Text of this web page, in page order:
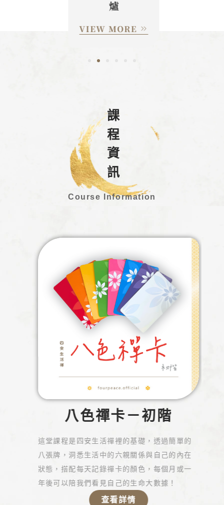
課程資訊
Course Information
八色禪卡－初階
這堂課程是四安生活禪裡的基礎，透過簡單的
八張牌，洞悉生活中的六親關係與自己的內在
狀態，搭配每天記錄禪卡的顏色，每個月或一
年後可以陪我們看見自己的生命大數據！
查看詳情